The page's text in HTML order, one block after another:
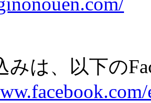
みは、以下の